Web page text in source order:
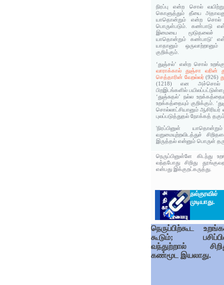
நிரப்பு என்ற சொல்
கொளுத்தும் தீயை அதாவது
யாதொன்றும் என்ற சொல்
பொருள்படும். கண்பாடு
இமையை மூடுதலைச்
யாதொன்றும் கண்பாடு'
யாதானும்
குறிக்கும்.
‘துஞ்சல்’ என்ற சொல்
வாராக்கால் துஞ்சா வரின்
செத்தாரின் வேறல்லர் (926)
(1218) என அச்சொல்
பிறஇடங்களில்
‘துஞ்சுதல்’ நல்ல
உறக்கத்தையும் குறிக்கும்.
சொல்லாட்சியானும்
புலப்படுத்துதல் நோக்கத்
'நிரப்பினுள்
வறுமையுற்றவிடத்துச்
இருத்தல் என்னும் பொருள்
நெருப்பினுள்ளே கிடந்து
வந்தபோது சிறிது
என்பது இக்குறட்கருத்து.
நல்குரவில்
முடியாது.
நெருப்பிற்கூட
கூடும்;
வந்துற்றால்
கண்மூட இயலாது.